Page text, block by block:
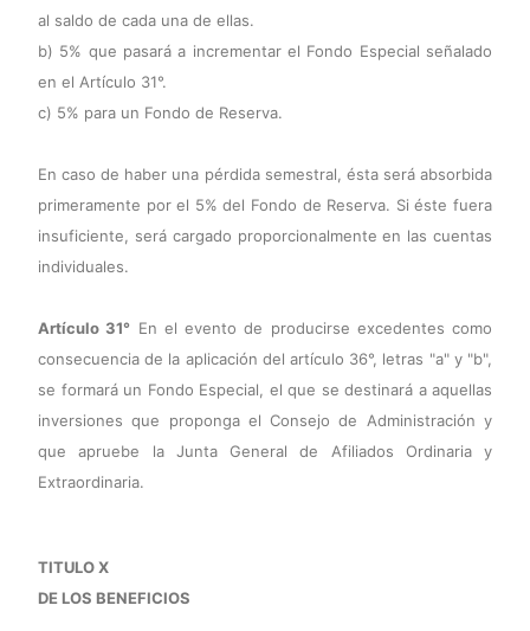
al saldo de cada una de ellas.
b) 5% que pasará a incrementar el Fondo Especial señalado
en el Artículo 31°.
c) 5% para un Fondo de Reserva.
En caso de haber una pérdida semestral, ésta será absorbida
primeramente por el 5% del Fondo de Reserva. Si éste fuera
insuficiente, será cargado proporcionalmente en las cuentas
individuales.
Artículo 31° En el evento de producirse excedentes como
consecuencia de la aplicación del artículo 36°, letras "a" y "b",
se formará un Fondo Especial, el que se destinará a aquellas
inversiones que proponga el Consejo de Administración y
que apruebe la Junta General de Afiliados Ordinaria y
Extraordinaria.
TITULO X
DE LOS BENEFICIOS